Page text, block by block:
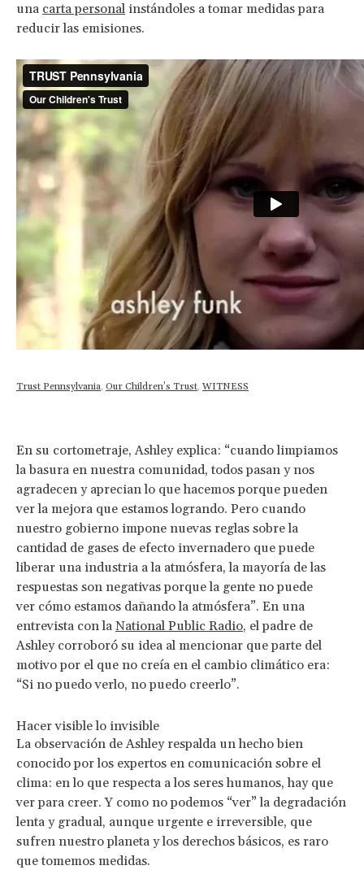
una carta personal instándoles a tomar medidas para
reducir las emisiones.
Trust Pennsylvania Our Children’s Trust WITNESS
En su cortometraje, Ashley explica: “cuando limpiamos
la basura en nuestra comunidad, todos pasan y nos
agradecen y aprecian lo que hacemos porque pueden
ver la mejora que estamos logrando. Pero cuando
nuestro gobierno impone nuevas reglas sobre la
cantidad de gases de efecto invernadero que puede
liberar una industria a la atmósfera, la mayoría de las
respuestas son negativas porque la gente no puede
ver cómo estamos dañando la atmósfera”. En una
entrevista con la National Public Radio, el padre de
Ashley corroboró su idea al mencionar que parte del
motivo por el que no creía en el cambio climático era:
“Si no puedo verlo, no puedo creerlo”.
Hacer visible lo invisible
La observación de Ashley respalda un hecho bien
conocido por los expertos en comunicación sobre el
clima: en lo que respecta a los seres humanos, hay que
ver para creer. Y como no podemos “ver” la degradación
lenta y gradual, aunque urgente e irreversible, que
sufren nuestro planeta y los derechos básicos, es raro
que tomemos medidas.